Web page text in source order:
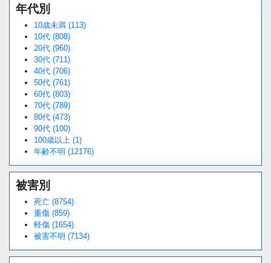
年代別
10歳未満 (113)
10代 (808)
20代 (960)
30代 (711)
40代 (706)
50代 (761)
60代 (803)
70代 (789)
80代 (473)
90代 (100)
100歳以上 (1)
年齢不明 (12176)
被害別
死亡 (8754)
重傷 (859)
軽傷 (1654)
被害不明 (7134)